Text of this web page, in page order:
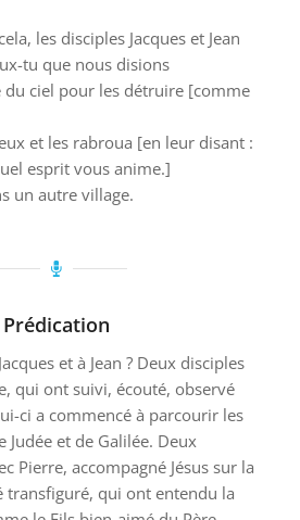
les disciples Jacques et Jean
tu que nous disions
du ciel pour les détruire [comme
et les rabroua [en leur disant :
esprit vous anime.]
un autre village.
Prédication
et à Jean ? Deux disciples
qui ont suivi, écouté, observé
ci a commencé à parcourir les
Judée et de Galilée. Deux
Pierre, accompagné Jésus sur la
transfiguré, qui ont entendu la